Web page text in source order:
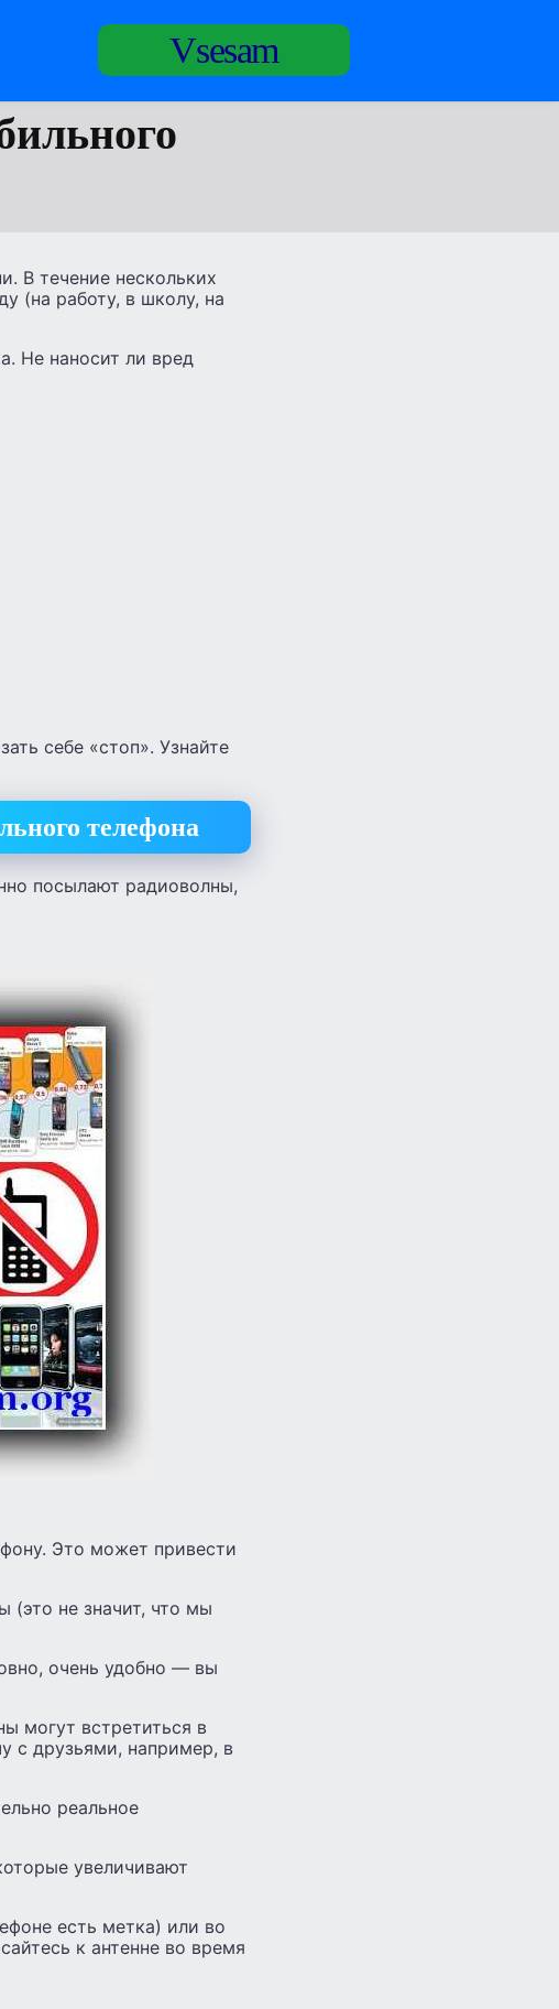
Vsesam
В течение нескольких
(на работу, в школу, на
Не наносит ли вред
себе «стоп». Узнайте
телефона
посылают радиоволны,
Это может привести
(это не значит, что мы
очень удобно — вы
могут встретиться в
с друзьями, например, в
реальное
увеличивают
есть метка) или во
к антенне во время